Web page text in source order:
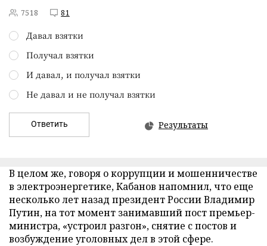
7518 81
Давал взятки
Получал взятки
И давал, и получал взятки
Не давал и не получал взятки
Ответить Результаты
В целом же, говоря о коррупции и мошенничестве
в электроэнергетике, Кабанов напомнил, что еще
несколько лет назад президент России Владимир
Путин, на тот момент занимавший пост премьер-
министра, «устроил разгон», снятие с постов и
возбуждение уголовных дел в этой сфере.